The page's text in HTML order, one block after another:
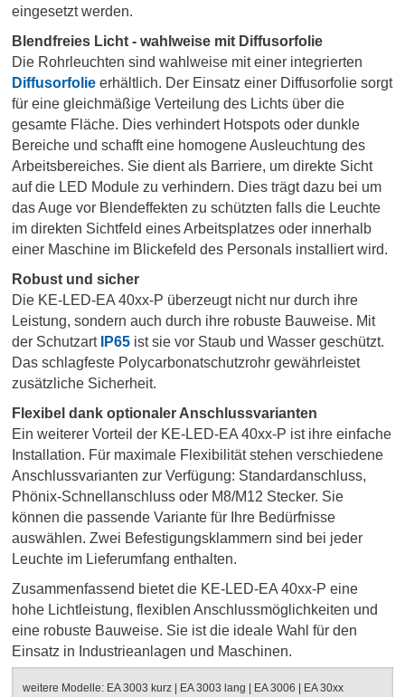
eingesetzt werden.
Blendfreies Licht - wahlweise mit Diffusorfolie
Die Rohrleuchten sind wahlweise mit einer integrierten
Diffusorfolie erhältlich. Der Einsatz einer Diffusorfolie sorgt
für eine gleichmäßige Verteilung des Lichts über die
gesamte Fläche. Dies verhindert Hotspots oder dunkle
Bereiche und schafft eine homogene Ausleuchtung des
Arbeitsbereiches. Sie dient als Barriere, um direkte Sicht
auf die LED Module zu verhindern. Dies trägt dazu bei um
das Auge vor Blendeffekten zu schützten falls die Leuchte
im direkten Sichtfeld eines Arbeitsplatzes oder innerhalb
einer Maschine im Blickefeld des Personals installiert wird.
Robust und sicher
Die KE-LED-EA 40xx-P überzeugt nicht nur durch ihre
Leistung, sondern auch durch ihre robuste Bauweise. Mit
der Schutzart IP65 ist sie vor Staub und Wasser geschützt.
Das schlagfeste Polycarbonatschutzrohr gewährleistet
zusätzliche Sicherheit.
Flexibel dank optionaler Anschlussvarianten
Ein weiterer Vorteil der KE-LED-EA 40xx-P ist ihre einfache
Installation. Für maximale Flexibilität stehen verschiedene
Anschlussvarianten zur Verfügung: Standardanschluss,
Phönix-Schnellanschluss oder M8/M12 Stecker. Sie
können die passende Variante für Ihre Bedürfnisse
auswählen.Zwei Befestigungsklammern sind bei jeder
Leuchte im Lieferumfang enthalten.
Zusammenfassend bietet die KE-LED-EA 40xx-P eine
hohe Lichtleistung, flexiblen Anschlussmöglichkeiten und
eine robuste Bauweise. Sie ist die ideale Wahl für den
Einsatz in Industrieanlagen und Maschinen.
weitere Modelle: EA 3003 kurz EA 3003 lang EA 3006
EA 30xx